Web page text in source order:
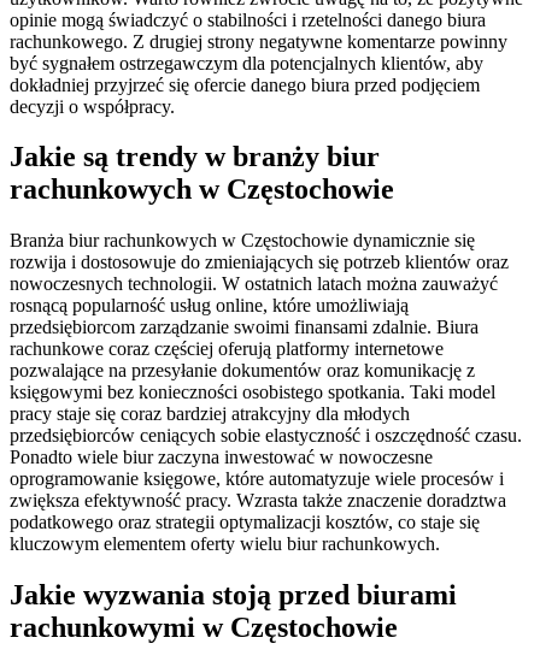
opinie mogą świadczyć o stabilności i rzetelności danego biura
rachunkowego. Z drugiej strony negatywne komentarze powinny
być sygnałem ostrzegawczym dla potencjalnych klientów, aby
dokładniej przyjrzeć się ofercie danego biura przed podjęciem
decyzji o współpracy.
Jakie są trendy w branży biur
rachunkowych w Częstochowie
Branża biur rachunkowych w Częstochowie dynamicznie się
rozwija i dostosowuje do zmieniających się potrzeb klientów oraz
nowoczesnych technologii. W ostatnich latach można zauważyć
rosnącą popularność usług online, które umożliwiają
przedsiębiorcom zarządzanie swoimi finansami zdalnie. Biura
rachunkowe coraz częściej oferują platformy internetowe
pozwalające na przesyłanie dokumentów oraz komunikację z
księgowymi bez konieczności osobistego spotkania. Taki model
pracy staje się coraz bardziej atrakcyjny dla młodych
przedsiębiorców ceniących sobie elastyczność i oszczędność czasu.
Ponadto wiele biur zaczyna inwestować w nowoczesne
oprogramowanie księgowe, które automatyzuje wiele procesów i
zwiększa efektywność pracy. Wzrasta także znaczenie doradztwa
podatkowego oraz strategii optymalizacji kosztów, co staje się
kluczowym elementem oferty wielu biur rachunkowych.
Jakie wyzwania stoją przed biurami
rachunkowymi w Częstochowie